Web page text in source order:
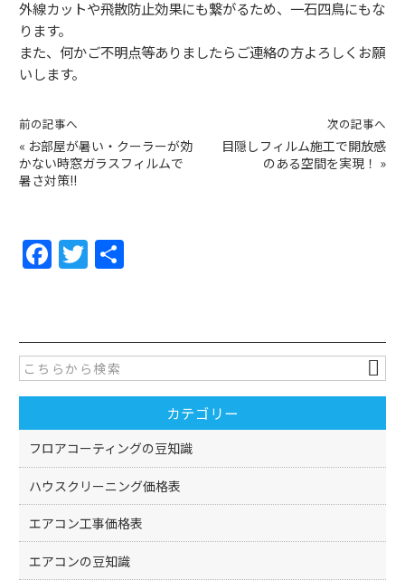
外線カットや飛散防止効果にも繋がるため、一石四鳥にもな
ります。
また、何かご不明点等ありましたらご連絡の方よろしくお願
いします。
前の記事へ
« お部屋が暑い・クーラーが効
かない時窓ガラスフィルムで
暑さ対策!!
次の記事へ
目隠しフィルム施工で開放感
のある空間を実現！ »
F
e
b
o
o
k
T
er
カテゴリー
フロアコーティングの豆知識
ハウスクリーニング価格表
エアコン工事価格表
エアコンの豆知識